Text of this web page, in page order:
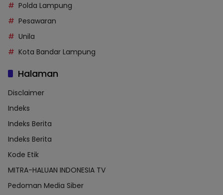
Polda Lampung
Pesawaran
Unila
Kota Bandar Lampung
Halaman
Disclaimer
Indeks
Indeks Berita
Indeks Berita
Kode Etik
MITRA-HALUAN INDONESIA TV
Pedoman Media Siber